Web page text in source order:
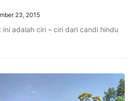
23, 2015
ini adalah ciri – ciri dari candi hindu